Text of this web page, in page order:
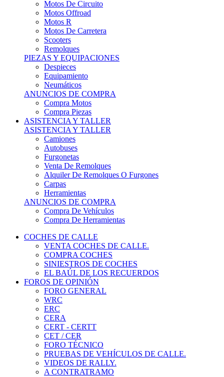
Motos R
Motos De Carretera
Scooters
Remolques
PIEZAS Y EQUIPACIONES
Despieces
Equipamiento
Neumáticos
ANUNCIOS DE COMPRA
Compra Motos
Compra Piezas
ASISTENCIA Y TALLER
ASISTENCIA Y TALLER
Camiones
Autobuses
Furgonetas
Venta De Remolques
Alquiler De Remolques O Furgones
Carpas
Herramientas
ANUNCIOS DE COMPRA
Compra De Vehículos
Compra De Herramientas
COCHES DE CALLE
VENTA COCHES DE CALLE.
COMPRA COCHES
SINIESTROS DE COCHES
EL BAÚL DE LOS RECUERDOS
FOROS DE OPINIÓN
FORO GENERAL
WRC
ERC
CERA
CERT - CERTT
CET / CER
FORO TÉCNICO
PRUEBAS DE VEHÍCULOS DE CALLE.
VIDEOS DE RALLY.
A CONTRATRAMO
TIENDA ONLINE